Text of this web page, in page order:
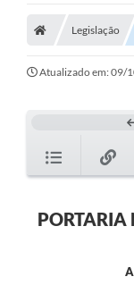
Legislação
Atualizado em: 09/
PORTARIA